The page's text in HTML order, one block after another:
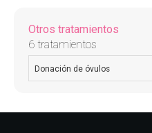
Otros tratamientos
6 tratamientos
Donación de óvulos